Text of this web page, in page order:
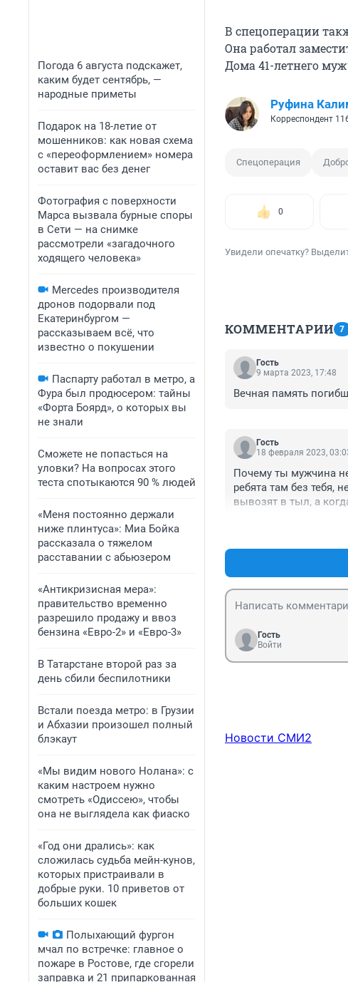
Погода 6 августа подскажет,
каким будет сентябрь, —
народные приметы
Подарок на 18-летие от
мошенников: как новая схема
с «переоформлением» номера
оставит вас без денег
Фотография с поверхности
Марса вызвала бурные споры
в Сети — на снимке
рассмотрели «загадочного
ходящего человека»
Mercedes производителя
дронов подорвали под
Екатеринбургом —
рассказываем всё, что
известно о покушении
Паспарту работал в метро, а
Фура был продюсером: тайны
«Форта Боярд», о которых вы
не знали
Сможете не попасться на
уловки? На вопросах этого
теста спотыкаются 90 % людей
«Меня постоянно держали
ниже плинтуса»: Миа Бойка
рассказала о тяжелом
расставании с абьюзером
«Антикризисная мера»:
правительство временно
разрешило продажу и ввоз
бензина «Евро-2» и «Евро-3»
В Татарстане второй раз за
день сбили беспилотники
Встали поезда метро: в Грузии
и Абхазии произошел полный
блэкаут
«Мы видим нового Нолана»: с
каким настроем нужно
смотреть «Одиссею», чтобы
она не выглядела как фиаско
«Год они дрались»: как
сложилась судьба мейн-кунов,
которых пристраивали в
добрые руки. 10 приветов от
больших кошек
Полыхающий фургон
мчал по встречке: главное о
пожаре в Ростове, где сгорели
заправка и 21 припаркованная
В спецоперации
Она работал
Дома 41-летнего
Руфина
Корреспондент
Спецоперация
0
Увидели опечатку?
КОММЕНТАРИИ 7
Гость
9 марта 2023, 17:48
Вечная память
Гость
18 февраля 2023,
Почему ты мужчина
ребята там без тебя,
вывозят в тыл, а
Гость
Войти
Новости СМИ2